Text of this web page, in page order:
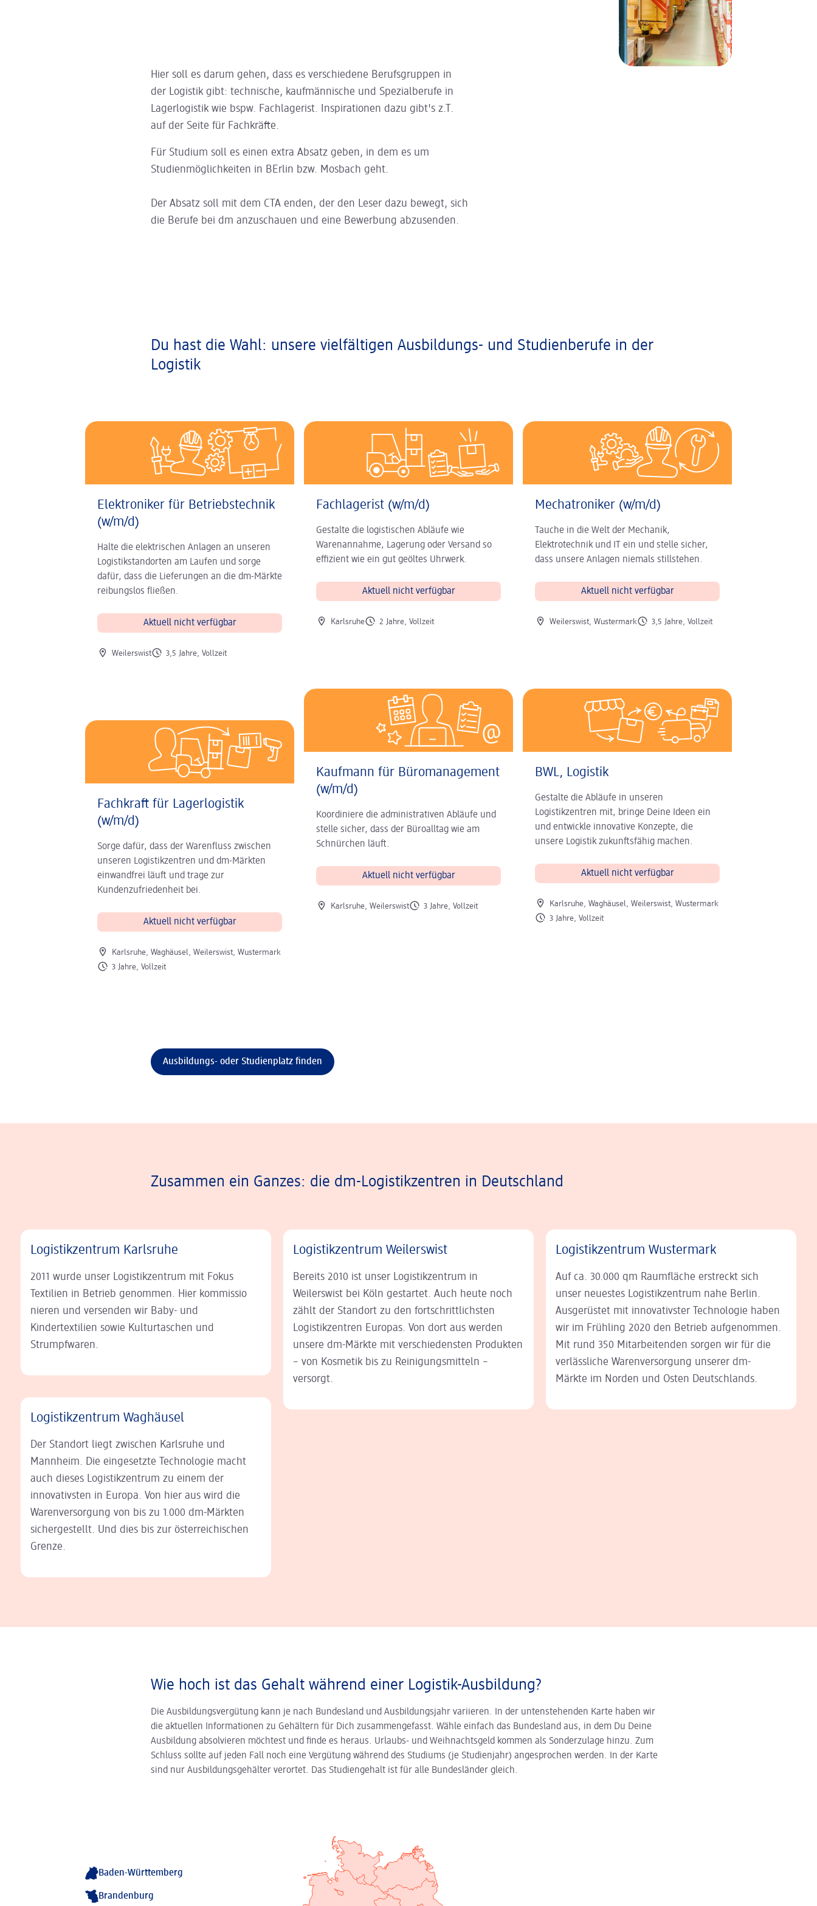
Hier soll es darum gehen, dass es verschiedene Berufsgruppen in
der Logistik gibt: technische, kaufmännische und Spezialberufe in
Lagerlogistik wie bspw. Fachlagerist. Inspirationen dazu gibt's z.T.
auf der Seite für Fachkräfte.
Für Studium soll es einen extra Absatz geben, in dem es um
Studienmöglichkeiten in BErlin bzw. Mosbach geht.
Der Absatz soll mit dem CTA enden, der den Leser dazu bewegt, sich
die Berufe bei dm anzuschauen und eine Bewerbung abzusenden.
Du hast die Wahl: unsere vielfältigen Ausbildungs- und Studienberufe in der
Logistik
Elektroniker für Betriebstechnik
(w/m/d)
Halte die elektrischen Anlagen an unseren
Logistikstandorten am Laufen und sorge
dafür, dass die Lieferungen an die dm-Märkte
reibungslos fließen.
Aktuell nicht verfügbar
Ort der Stelle
WeilerswistArt der Stelle
3,5 Jahre, Vollzeit
Fachkraft für Lagerlogistik
(w/m/d)
Sorge dafür, dass der Warenfluss zwischen
unseren Logistikzentren und dm-Märkten
einwandfrei läuft und trage zur
Kundenzufriedenheit bei.
Aktuell nicht verfügbar
Ort der Stelle
Karlsruhe, Waghäusel, Weilerswist, Wustermark
Art der Stelle
3 Jahre, Vollzeit
Fachlagerist (w/m/d)
Gestalte die logistischen Abläufe wie
Warenannahme, Lagerung oder Versand so
effizient wie ein gut geöltes Uhrwerk.
Aktuell nicht verfügbar
Ort der Stelle
KarlsruheArt der Stelle
2 Jahre, Vollzeit
Kaufmann für Büromanagement
(w/m/d)
Koordiniere die administrativen Abläufe und
stelle sicher, dass der Büroalltag wie am
Schnürchen läuft.
Aktuell nicht verfügbar
Ort der Stelle
Karlsruhe, WeilerswistArt der Stelle
3 Jahre, Vollzeit
Mechatroniker (w/m/d)
Tauche in die Welt der Mechanik,
Elektrotechnik und IT ein und stelle sicher,
dass unsere Anlagen niemals stillstehen.
Aktuell nicht verfügbar
Ort der Stelle
Weilerswist, WustermarkArt der Stelle
3,5 Jahre, Vollzeit
BWL, Logistik
Gestalte die Abläufe in unseren
Logistikzentren mit, bringe Deine Ideen ein
und entwickle innovative Konzepte, die
unsere Logistik zukunftsfähig machen.
Aktuell nicht verfügbar
Ort der Stelle
Karlsruhe, Waghäusel, Weilerswist, Wustermark
Art der Stelle
3 Jahre, Vollzeit
Ausbildungs- oder Studienplatz finden
Zusammen ein Ganzes: die dm-Logistikzentren in Deutschland
Logistikzentrum Karlsruhe
2011 wurde unser Logistikzentrum mit Fokus
Textilien in Betrieb genommen. Hier kommissio
nieren und versenden wir Baby- und
Kindertextilien sowie Kulturtaschen und
Strumpfwaren.
Logistikzentrum Waghäusel
Der Standort liegt zwischen Karlsruhe und
Mannheim. Die eingesetzte Technologie macht
auch dieses Logistikzentrum zu einem der
innovativsten in Europa. Von hier aus wird die
Warenversorgung von bis zu 1.000 dm-Märkten
sichergestellt. Und dies bis zur österreichischen
Grenze.
Logistikzentrum Weilerswist
Bereits 2010 ist unser Logistikzentrum in
Weilerswist bei Köln gestartet. Auch heute noch
zählt der Standort zu den fortschrittlichsten
Logistikzentren Europas. Von dort aus werden
unsere dm-Märkte mit verschiedensten Produkten
– von Kosmetik bis zu Reinigungsmitteln –
versorgt.
Logistikzentrum Wustermark
Auf ca. 30.000 qm Raumfläche erstreckt sich
unser neuestes Logistikzentrum nahe Berlin.
Ausgerüstet mit innovativster Technologie haben
wir im Frühling 2020 den Betrieb aufgenommen.
Mit rund 350 Mitarbeitenden sorgen wir für die
verlässliche Warenversorgung unserer dm-
Märkte im Norden und Osten Deutschlands.
Wie hoch ist das Gehalt während einer Logistik-Ausbildung?
Die Ausbildungs­vergütung kann je nach Bundes­land und Ausbildungs­jahr variieren. In der unten­stehenden Karte haben wir
die aktuellen Informationen zu Gehältern für Dich zusammen­gefasst. Wähle einfach das Bundesland aus, in dem Du Deine
Ausbildung absolvieren möchtest und finde es heraus. Urlaubs- und Weihnachts­geld kommen als Sonderzulage hinzu. Zum
Schluss sollte auf jeden Fall noch eine Vergütung während des Studiums (je Studienjahr) angesprochen werden. In der Karte
sind nur Ausbildungsgehälter verortet. Das Studiengehalt ist für alle Bundesländer gleich.
Baden-Württemberg
Brandenburg